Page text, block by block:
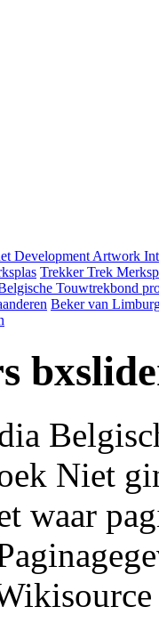
Development Artwork
Trekker Trek
Touwtrekbond
Beker van
Niet
waar